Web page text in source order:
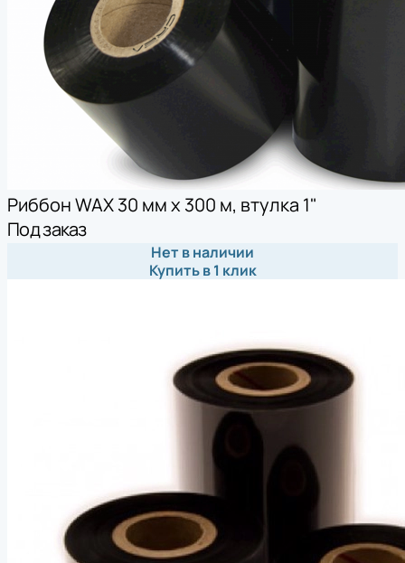
Риббон WAX 30 мм х 300 м, втулка 1"
Под заказ
Нет в наличии
Купить в 1 клик